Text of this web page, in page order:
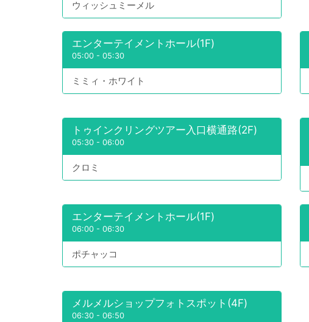
ウィッシュミーメル
エンターテイメントホール(1F)
05:00 - 05:30
ミミィ・ホワイト
トゥインクリングツアー入口横通路(2F)
05:30 - 06:00
クロミ
エンターテイメントホール(1F)
06:00 - 06:30
ポチャッコ
メルメルショップフォトスポット(4F)
06:30 - 06:50